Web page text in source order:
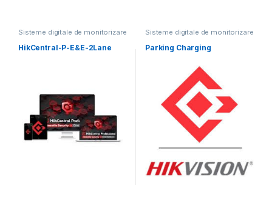
Sisteme digitale de monitorizare
HikCentral-P-E&E-2Lane
Sisteme digitale de monitorizare
Parking Charging